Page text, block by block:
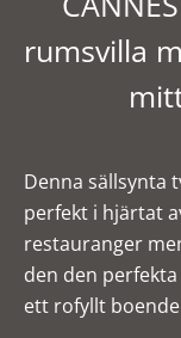
rumsvilla
Denna sällsynta
perfekt i hjärtat
restauranger
den den
ett rofyllt